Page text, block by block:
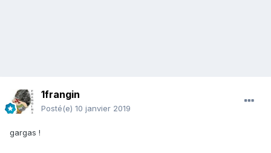
1frangin
Posté(e) 10 janvier 2019
gargas !